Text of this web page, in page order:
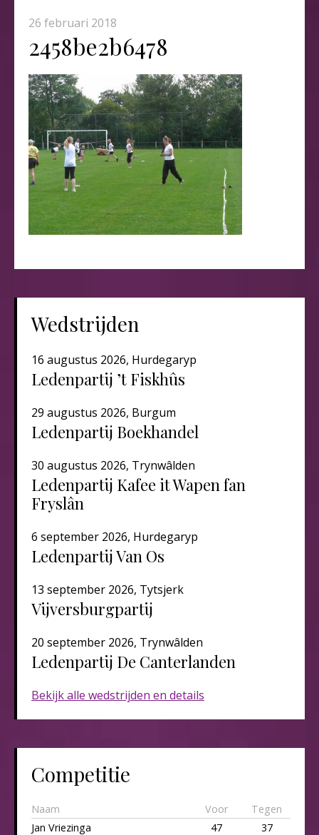
26 februari 2018
2458be2b6478
Wedstrijden
16 augustus 2026, Hurdegaryp
Ledenpartij ’t Fiskhûs
29 augustus 2026, Burgum
Ledenpartij Boekhandel
30 augustus 2026, Trynwâlden
Ledenpartij Kafee it Wapen fan
Fryslân
6 september 2026, Hurdegaryp
Ledenpartij Van Os
13 september 2026, Tytsjerk
Vijversburgpartij
20 september 2026, Trynwâlden
Ledenpartij De Canterlanden​​​
Bekijk alle wedstrijden en details
Competitie
Naam Voor
Tegen
Jan Vriezinga
47
37